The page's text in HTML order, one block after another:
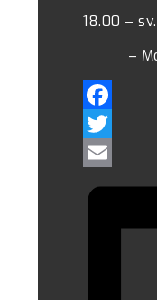
18.00 –
–
Facebook
Twitter
Email